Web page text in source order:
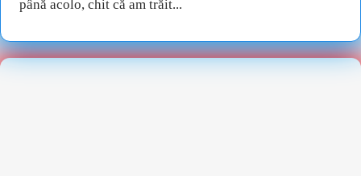
până acolo, chit că am trăit...